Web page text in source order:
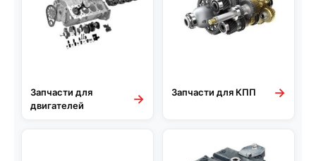
Запчасти для
двигателей
→ Запчасти для КПП →